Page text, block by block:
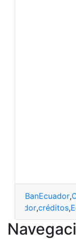
BanEcuador,
,créditos,